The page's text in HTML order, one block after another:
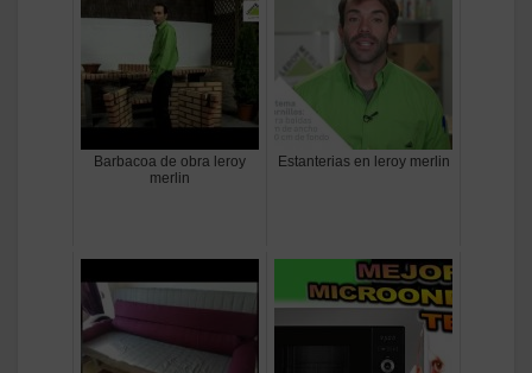
Barbacoa de obra leroy
merlin
Estanterias en leroy merlin